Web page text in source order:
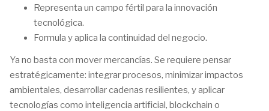
Representa un campo fértil para la innovación
tecnológica.
Formula y aplica la continuidad del negocio.
Ya no basta con mover mercancías. Se requiere pensar
estratégicamente: integrar procesos, minimizar impactos
ambientales, desarrollar cadenas resilientes, y aplicar
tecnologías como inteligencia artificial, blockchain o